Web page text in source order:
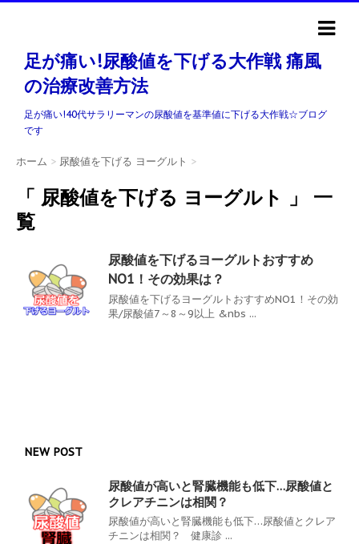
足が痛い!尿酸値を下げる大作戦 痛風
の治療改善方法
足が痛い!40代サラリーマンの尿酸値を基準値に下げる大作戦☆ブログ
です
ホーム > 尿酸値を下げる ヨーグルト >
「 尿酸値を下げる ヨーグルト 」 一
覧
尿酸値を下げるヨーグルトおすすめ
NO1！その効果は？
尿酸値を下げるヨーグルトおすすめNO1！その効
果/尿酸値7～8～9以上 &nbs ...
NEW POST
尿酸値が高いと腎臓機能も低下…尿酸値と
クレアチニンは相関？
尿酸値が高いと腎臓機能も低下…尿酸値とクレア
チニンは相関？ 健康診 ...